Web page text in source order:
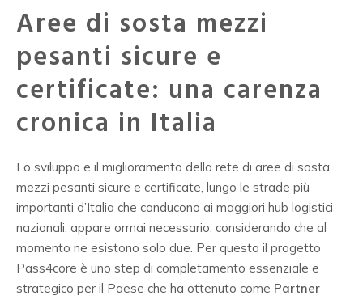
Aree di sosta mezzi
pesanti sicure e
certificate: una carenza
cronica in Italia
Lo sviluppo e il miglioramento della rete di aree di sosta
mezzi pesanti sicure e certificate, lungo le strade più
importanti d’Italia che conducono ai maggiori hub logistici
nazionali, appare ormai necessario, considerando che al
momento ne esistono solo due. Per questo il progetto
Pass4core è uno step di completamento essenziale e
strategico per il Paese che ha ottenuto come Partner